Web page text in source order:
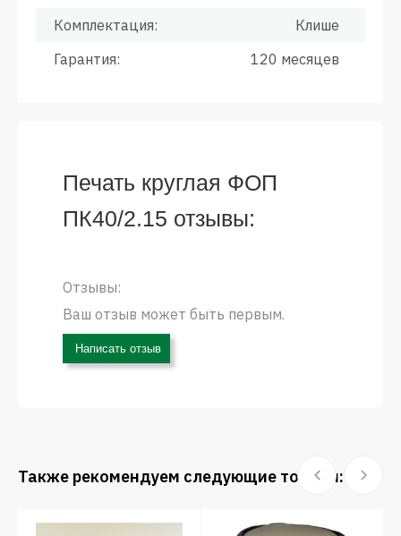
Комплектация:
Клише
Гарантия:
120 месяцев
Печать круглая ФОП
ПК40/2.15 отзывы:
Отзывы:
Ваш отзыв может быть первым.
Написать отзыв
Также рекомендуем следующие товары: